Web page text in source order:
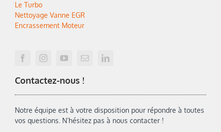
Le Turbo
Nettoyage Vanne EGR
Encrassement Moteur
Contactez-nous !
Notre équipe est à votre disposition pour répondre à toutes
vos questions. N’hésitez pas à nous contacter !